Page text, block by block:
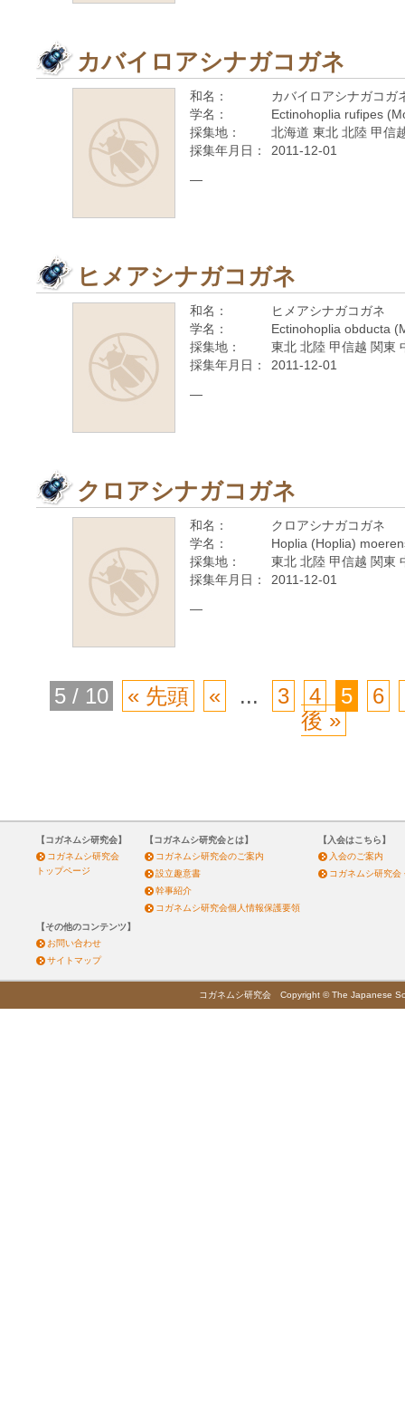
カバイロアシナガコガネ
和名：
カバイロアシナガコガ
学名：
Ectinohoplia rufipes
採集地：
北海道 東北 北陸 甲信
採集年月日：
2011-12-01
—
ヒメアシナガコガネ
和名：
ヒメアシナガコガネ
学名：
Ectinohoplia obducta
採集地：
東北 北陸 甲信越 関東
採集年月日：
2011-12-01
—
クロアシナガコガネ
和名：
クロアシナガコガネ
学名：
Hoplia (Hoplia)
採集地：
東北 北陸 甲信越 関東
採集年月日：
2011-12-01
—
5 / 10 « 先頭 « ... 3 4 5 6
後 »
【コガネムシ研究会】
コガネムシ研究会
トップページ
【コガネムシ研究会とは】
コガネムシ研究会のご案内
設立趣意書
幹事紹介
コガネムシ研究会個人情報保護要領
【入会はこちら】
入会のご案内
コガネムシ研究会
【その他のコンテンツ】
お問い合わせ
サイトマップ
コガネムシ研究会 Copyright © The Japanese